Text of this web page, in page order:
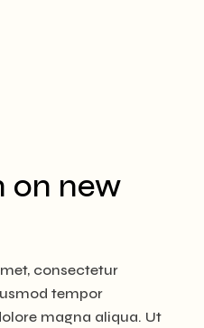
on new
consectetur
tempor
magna aliqua. Ut